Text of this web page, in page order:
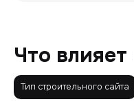
Что
Тип строительного сайта